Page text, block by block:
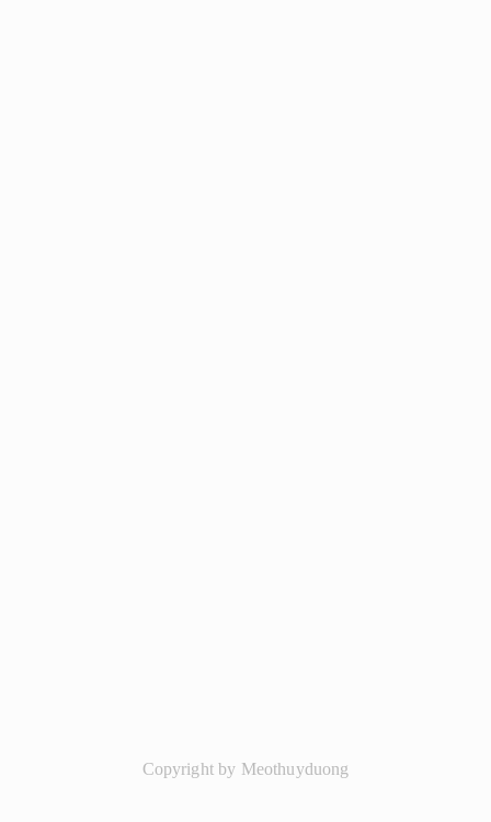
Copyright by Meothuyduong